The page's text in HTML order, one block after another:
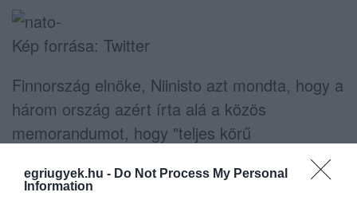
egriugyek.hu - Do Not Process My Personal
Information
Kép forrása: Twitter
Finnország elnöke, Niinisto azt mondta, hogy a
három ország azért írta alá a közös
memorandumot, hogy "teljes körű
biztonságát fenyegető veszélyekkel szemben".